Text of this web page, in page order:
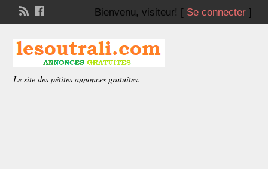
Bienvenu, visiteur! [ Se connecter]
Le site des pétites annonces gratuites.